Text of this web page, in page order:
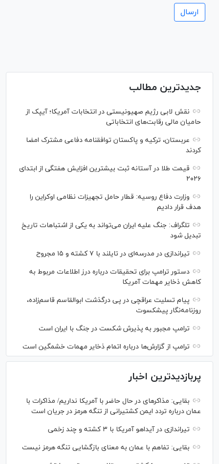
جدیدترین مطالب
نقش لابی رژیم صهیونیستی در انتخابات آمریکا؛ آیپک از
حامیان مالی رقابت‌های انتخاباتی
عربستان، ترکیه و پاکستان توافقنامه دفاعی مشترک امضا
کردند
قیمت طلا در آستانه ثبت بیشترین افزایش هفتگی از ابتدای
۲۰۲۶
وزارت دفاع روسیه: قطار حامل تجهیزات نظامی اوکراین را
هدف قرار دادیم
تلگراف: جنگ علیه ایران می‌تواند به یکی از اشتباهات تاریخ
تبدیل شود
تیراندازی در مدرسه‌ای در تایلند با ۷ کشته و ۱۵ مجروح
دستور ترامپ برای تحقیقات درباره درز اطلاعات مربوط به
کاهش ذخایر مهمات آمریکا
پیام تسلیت عراقچی در پی درگذشت ابوالقاسم قاسم‌زاده،
روزنامه‌نگار پیشکسوت
ترامپ مجبور به پذیرش شکست در جنگ با ایران است
ترامپ از گزارش‌ها درباره اتمام ذخایر مهمات خشمگین است
پربازدیدترین اخبار
بقایی: مذاکره‎ای در حال حاضر با آمریکا نداریم/ مذاکرات با
عمان درباره تردد ایمن کشتیرانی از تنگه هرمز در جریان است
تیراندازی در آیداهو آمریکا با ۳ کشته و چند زخمی
بقایی: تفاهم با عمان به معنای بازگشایی تنگه هرمز نیست